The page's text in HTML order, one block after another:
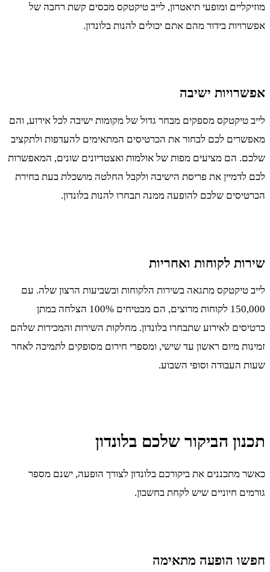
מוזיקליים ומופעי תיאטרון, לייב טיקטקס מכסים קשת רחבה של
אפשרויות בידור מהם אתם יכולים להנות בלונדון.
אפשרויות ישיבה
לייב טיקטקס מספקים מבחר גדול של מקומות ישיבה לכל אירוע, והם
מאפשרים לכם לבחור את הכרטיסים המתאימים להעדפות ולתקציב
שלכם. הם מציעים מפות של אולמות ואצטדיונים שונים, המאפשרות
לכם לדמיין את פריסת הישיבה ולקבל החלטה מושכלת בעת בחירת
הכרטיסים שלכם להופעה ממנה תבחרו להנות בלונדון.
שירות לקוחות ואחריות
לייב טיקטקס מתגאה בשירות הלקוחות ובשביעות הרצון שלה. עם
150,000 לקוחות מרוצים, הם מבטיחים 100% הצלחה במתן
כרטיסים לאירוע שתבחרו בלונדון. מחלקות השירות והמכירות שלהם
זמינות מיום ראשון עד שישי, ומספרי חירום מסופקים לתמיכה לאחר
שעות העבודה וסופי השבוע.
תכנון הביקור שלכם בלונדון
כאשר מתכננים את ביקורכם בלונדון לצורך הופעה, ישנם מספר
גורמים חיוניים שיש לקחת בחשבון.
חפשו הופעה מתאימה